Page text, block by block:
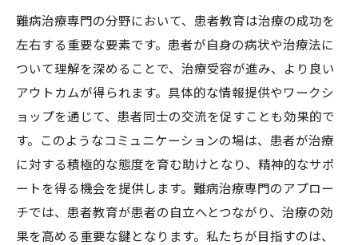
難病治療専門の分野において、患者教育は治療の成功を
左右する重要な要素です。患者が自身の病状や治療法に
ついて理解を深めることで、治療受容が進み、より良い
アウトカムが得られます。具体的な情報提供やワークシ
ョップを通じて、患者同士の交流を促すことも効果的で
す。このようなコミュニケーションの場は、患者が治療
に対する積極的な態度を育む助けとなり、精神的なサポ
ートを得る機会を提供します。難病治療専門のアプロー
チでは、患者教育が患者の自立へとつながり、治療の効
果を高める重要な鍵となります。私たちが目指すのは、